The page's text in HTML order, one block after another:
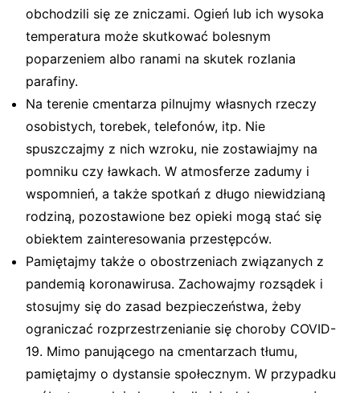
obchodzili się ze zniczami. Ogień lub ich wysoka
temperatura może skutkować bolesnym
poparzeniem albo ranami na skutek rozlania
parafiny.
Na terenie cmentarza pilnujmy własnych rzeczy
osobistych, torebek, telefonów, itp. Nie
spuszczajmy z nich wzroku, nie zostawiajmy na
pomniku czy ławkach. W atmosferze zadumy i
wspomnień, a także spotkań z długo niewidzianą
rodziną, pozostawione bez opieki mogą stać się
obiektem zainteresowania przestępców.
Pamiętajmy także o obostrzeniach związanych z
pandemią koronawirusa. Zachowajmy rozsądek i
stosujmy się do zasad bezpieczeństwa, żeby
ograniczać rozprzestrzenianie się choroby COVID-
19. Mimo panującego na cmentarzach tłumu,
pamiętajmy o dystansie społecznym. W przypadku